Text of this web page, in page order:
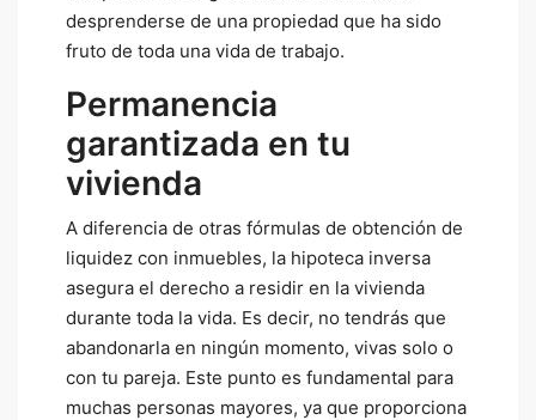
desprenderse de una propiedad que ha sido
fruto de toda una vida de trabajo.
Permanencia
garantizada en tu
vivienda
A diferencia de otras fórmulas de obtención de
liquidez con inmuebles, la hipoteca inversa
asegura el derecho a residir en la vivienda
durante toda la vida. Es decir, no tendrás que
abandonarla en ningún momento, vivas solo o
con tu pareja. Este punto es fundamental para
muchas personas mayores, ya que proporciona